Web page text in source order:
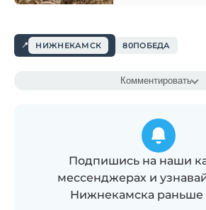
НИЖНЕКАМСК 80ПОБЕДА
Комментировать
Подпишись на наши
мессенджерах и
Нижнекамска раньше